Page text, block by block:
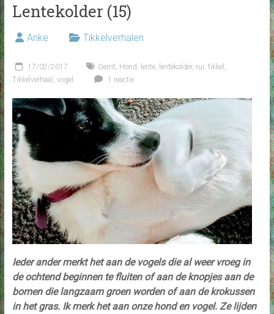
Lentekolder (15)
Anke Tikkelverhalen
17/02/2017 Gerrit, Hond , lente, lentekolder, rui, tikkel ,
Tikkelverhaal , vogel 1 reactie
Ieder ander merkt het aan de vogels die al weer vroeg in
de ochtend beginnen te fluiten of aan de knopjes aan de
bomen die langzaam groen worden of aan de krokussen
in het gras. Ik merk het aan onze hond en vogel. Ze lijden